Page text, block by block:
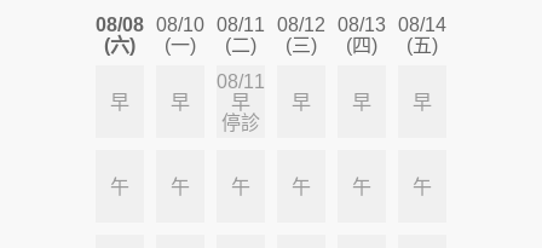
08/08
(六)
08/10
(一)
08/11
(二)
08/12
(三)
08/13
(四)
08/14
(五)
早 早
08/11
早
停診
早 早 早
午 午 午 午 午 午